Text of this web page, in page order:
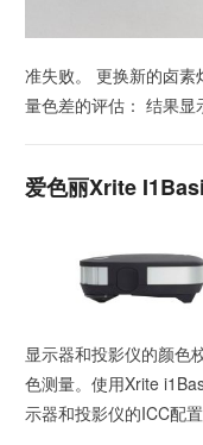
准失败。 更换新的卤
量色差的评估： 结果
爱色丽Xrite
显示器和投影仪的颜色
色测量。使用Xrite
示器和投影仪的ICC配